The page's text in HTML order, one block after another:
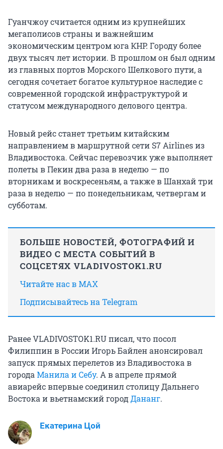
Гуанчжоу считается одним из крупнейших
мегаполисов страны и важнейшим
экономическим центром юга КНР. Городу более
двух тысяч лет истории. В прошлом он был одним
из главных портов Морского Шелкового пути, а
сегодня сочетает богатое культурное наследие с
современной городской инфраструктурой и
статусом международного делового центра.
Новый рейс станет третьим китайским
направлением в маршрутной сети S7 Airlines из
Владивостока. Сейчас перевозчик уже выполняет
полеты в Пекин два раза в неделю — по
вторникам и воскресеньям, а также в Шанхай три
раза в неделю — по понедельникам, четвергам и
субботам.
БОЛЬШЕ НОВОСТЕЙ, ФОТОГРАФИЙ И
ВИДЕО С МЕСТА СОБЫТИЙ В
СОЦСЕТЯХ VLADIVOSTOK1.RU
Читайте нас в MAX
Подписывайтесь на Telegram
Ранее VLADIVOSTOK1.RU писал, что посол
Филиппин в России Игорь Байлен анонсировал
запускпрямых перелетов из Владивостока в
городаМанила и Себу. А в апреле прямой
авиарейс впервые соединил столицу Дальнего
Востока и вьетнамский городДананг.
Екатерина Цой